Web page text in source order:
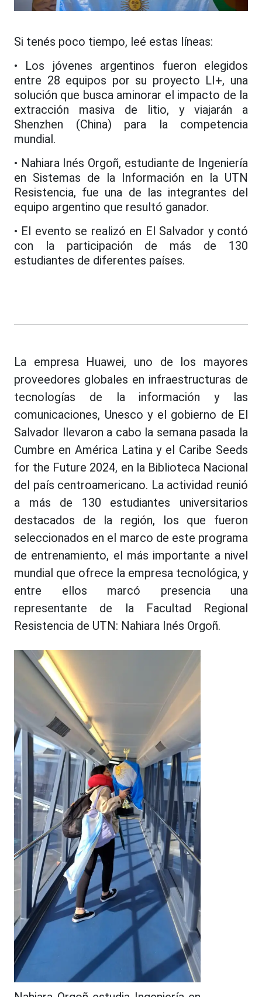
Si tenés poco tiempo, leé estas líneas:
• Los jóvenes argentinos fueron elegidos
entre 28 equipos por su proyecto LI+, una
solución que busca aminorar el impacto de la
extracción masiva de litio, y viajarán a
Shenzhen (China) para la competencia
mundial.
• Nahiara Inés Orgoñ, estudiante de Ingeniería
en Sistemas de la Información en la UTN
Resistencia, fue una de las integrantes del
equipo argentino que resultó ganador.
• El evento se realizó en El Salvador y contó
con la participación de más de 130
estudiantes de diferentes países.
La empresa Huawei, uno de los mayores
proveedores globales en infraestructuras de
tecnologías de la información y las
comunicaciones, Unesco y el gobierno de El
Salvador llevaron a cabo la semana pasada la
Cumbre en América Latina y el Caribe Seeds
for the Future 2024, en la Biblioteca Nacional
del país centroamericano. La actividad reunió
a más de 130 estudiantes universitarios
destacados de la región, los que fueron
seleccionados en el marco de este programa
de entrenamiento, el más importante a nivel
mundial que ofrece la empresa tecnológica, y
entre ellos marcó presencia una
representante de la Facultad Regional
Resistencia de UTN: Nahiara Inés Orgoñ.